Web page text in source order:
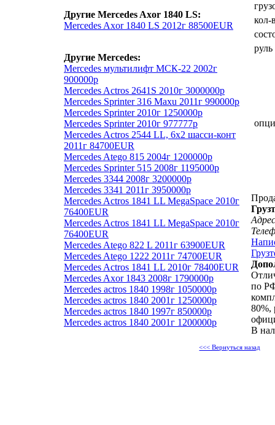
Другие Mercedes Axor 1840 LS:
Mercedes Axor 1840 LS 2012г 88500EUR
Другие Mercedes:
Mercedes мультилифт МСК-22 2002г
900000р
Mercedes Actros 2641S 2010г 3000000р
Mercedes Sprinter 316 Maxu 2011г 990000р
Mercedes Sprinter 2010г 1250000р
Mercedes Sprinter 2010г 977777р
Mercedes Actros 2544 LL, 6х2 шасси-конт
2011г 84700EUR
Mercedes Atego 815 2004г 1200000р
Mercedes Sprinter 515 2008г 1195000р
Mercedes 3344 2008г 3200000р
Mercedes 3341 2011г 3950000р
Mercedes Actros 1841 LL MegaSpace 2010г
76400EUR
Mercedes Actros 1841 LL MegaSpace 2010г
76400EUR
Mercedes Atego 822 L 2011г 63900EUR
Mercedes Atego 1222 2011г 74700EUR
Mercedes Actros 1841 LL 2010г 78400EUR
Mercedes Axor 1843 2008г 1790000р
Mercedes actros 1840 1998г 1050000р
Mercedes actros 1840 2001г 1250000р
Mercedes actros 1840 1997г 850000р
Mercedes actros 1840 2001г 1200000р
кол-
руль
по
80%,
В
<<< Вернуться назад